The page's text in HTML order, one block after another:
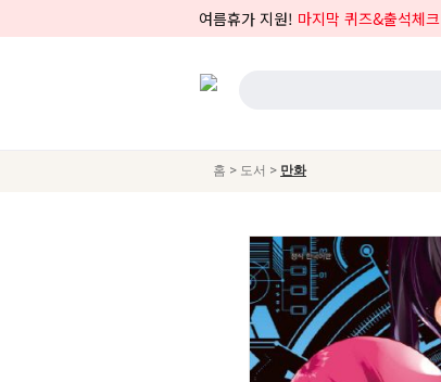
여름휴가 지원! 마지막 퀴즈&출석체크
홈 > 도서 > 만화